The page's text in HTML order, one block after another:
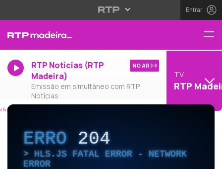
Entrar
RTP Notícias (RTP
Madeira)
Emissão em simultâneo com RTP
Notícias
NO AR
TV
RTP
ERRO204
HLS.JS FATAL ERROR - NETWORK
ERROR